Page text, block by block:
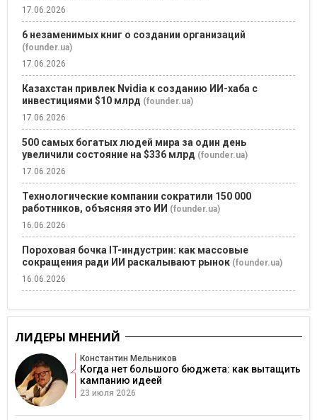
17.06.2026
6 незаменимых книг о создании организаций
(founder.ua)
17.06.2026
Казахстан привлек Nvidia к созданию ИИ-хаба с
инвестициями $10 млрд (founder.ua)
17.06.2026
500 самых богатых людей мира за один день
увеличили состояние на $336 млрд (founder.ua)
17.06.2026
Технологические компании сократили 150 000
работников, объясняя это ИИ (founder.ua)
16.06.2026
Пороховая бочка IT-индустрии: как массовые
сокращения ради ИИ раскалывают рынок (founder.ua)
16.06.2026
ЛИДЕРЫ МНЕНИЙ
Константин Мельников
Когда нет большого бюджета: как вытащить
кампанию идеей
23 июля 2026